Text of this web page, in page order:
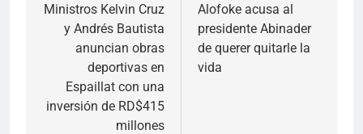
de
entradas
Ministros Kelvin Cruz
y Andrés Bautista
anuncian obras
deportivas en
Espaillat con una
inversión de RD$415
millones
Alofoke acusa al
presidente Abinader
de querer quitarle la
vida